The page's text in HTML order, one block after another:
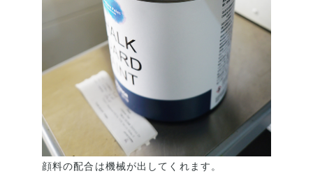
顔料の配合は機械が出してくれます。